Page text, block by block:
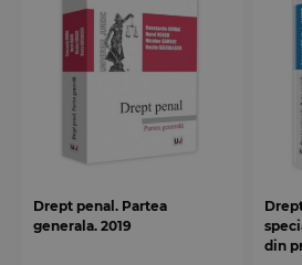
Drept penal. Partea
generala. 2019
din